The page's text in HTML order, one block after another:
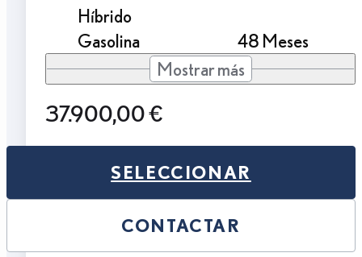
Híbrido
Gasolina
48 Meses
Mostrar más
37.900,00 €
SELECCIONAR
CONTACTAR